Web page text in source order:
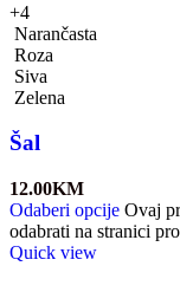
+4
Narančasta
Roza
Siva
Zelena
Šal
12.00KM
Odaberi opcije Ovaj
odabrati na stranici
Quick view